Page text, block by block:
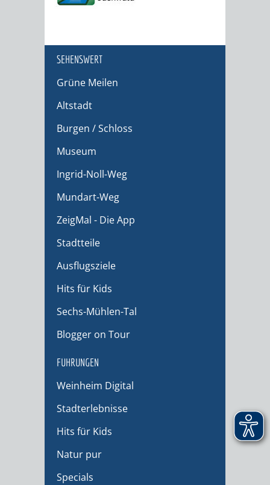
SEHENSWERT
Grüne Meilen
Altstadt
Burgen / Schloss
Museum
Ingrid-Noll-Weg
Mundart-Weg
ZeigMal - Die App
Stadtteile
Ausflugsziele
Hits für Kids
Sechs-Mühlen-Tal
Blogger on Tour
FÜHRUNGEN
Weinheim Digital
Stadterlebnisse
Hits für Kids
Natur pur
Specials